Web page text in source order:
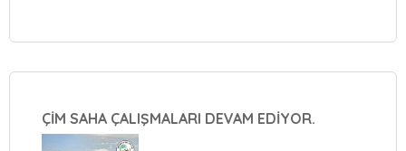
ÇİM SAHA ÇALIŞMALARI DEVAM EDİYOR.